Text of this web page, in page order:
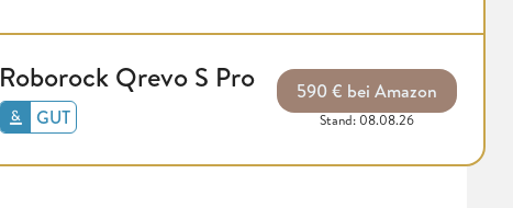
Roborock Qrevo S Pro
GUT
590 € bei Amazon
Stand: 08.08.26